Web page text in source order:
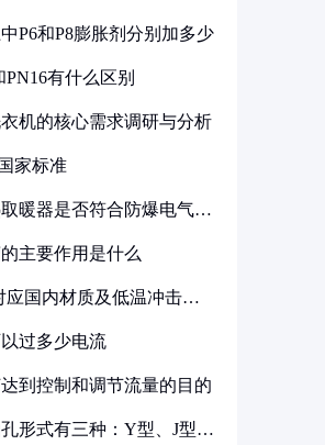
P6和P8膨胀剂分别加多少
PN16有什么区别
机的核心需求调研与分析
家标准
暖器是否符合防爆电气设
主要作用是什么
应国内材质及低温冲击要
过多少电流
到控制和调节流量的目的
形式有三种：Y型、J型、